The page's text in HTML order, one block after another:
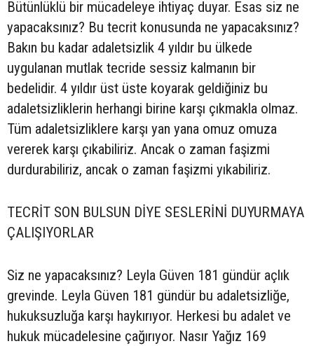
Bütünlüklü bir mücadeleye ihtiyaç duyar. Esas siz ne
yapacaksınız? Bu tecrit konusunda ne yapacaksınız?
Bakın bu kadar adaletsizlik 4 yıldır bu ülkede
uygulanan mutlak tecride sessiz kalmanın bir
bedelidir. 4 yıldır üst üste koyarak geldiğiniz bu
adaletsizliklerin herhangi birine karşı çıkmakla olmaz.
Tüm adaletsizliklere karşı yan yana omuz omuza
vererek karşı çıkabiliriz. Ancak o zaman faşizmi
durdurabiliriz, ancak o zaman faşizmi yıkabiliriz.
TECRİT SON BULSUN DİYE SESLERİNİ DUYURMAYA
ÇALIŞIYORLAR
Siz ne yapacaksınız? Leyla Güven 181 gündür açlık
grevinde. Leyla Güven 181 gündür bu adaletsizliğe,
hukuksuzluğa karşı haykırıyor. Herkesi bu adalet ve
hukuk mücadelesine çağırıyor. Nasır Yağız 169